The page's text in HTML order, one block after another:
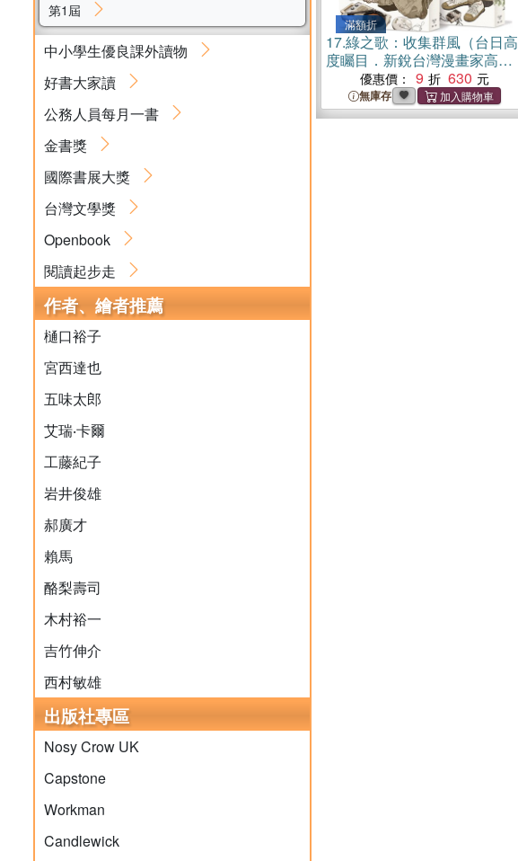
第1屆
中小學生優良課外讀物
好書大家讀
公務人員每月一書
金書獎
國際書展大獎
台灣文學獎
Openbook
閱讀起步走
作者、繪者推薦
樋口裕子
宮西達也
五味太郎
艾瑞‧卡爾
工藤紀子
岩井俊雄
郝廣才
賴馬
酪梨壽司
木村裕一
吉竹伸介
西村敏雄
出版社專區
Nosy Crow UK
Capstone
Workman
Candlewick
滿額折
17.綠之歌：收集群風（台日高
度矚目．新銳台灣漫畫家高妍
首部長篇作品，上下冊不分
售）
優惠價： 9 630
無庫存